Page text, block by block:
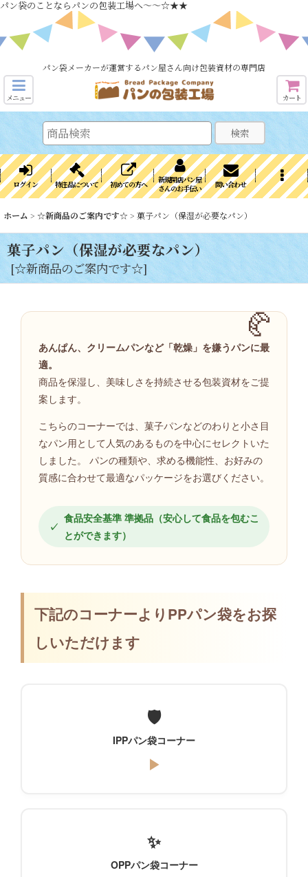
パン袋のことならパンの包装工場へ～～☆★★
パン袋メーカーが運営するパン屋さん向け包装資材の専門店
メニュー カート
検索
ログイン 特注品について 初めての方へ
新規開店パン屋
さんのお手伝い
問い合わせ
ホーム > ☆新商品のご案内です☆ > 菓子パン（保湿が必要なパン）
菓子パン（保湿が必要なパン）
[☆新商品のご案内です☆]
あんぱん、クリームパンなど「乾燥」を嫌うパンに最
適。
商品を保湿し、美味しさを持続させる包装資材をご提
案します。
こちらのコーナーでは、菓子パンなどのわりと小さ目
なパン用として人気のあるものを中心にセレクトいた
しました。 パンの種類や、求める機能性、お好みの
質感に合わせて最適なパッケージをお選びください。
食品安全基準 準拠品（安心して食品を包むこ
とができます）
下記のコーナーよりPPパン袋をお探
しいただけます
🛡️
IPPパン袋コーナー
▶
✨
OPPパン袋コーナー